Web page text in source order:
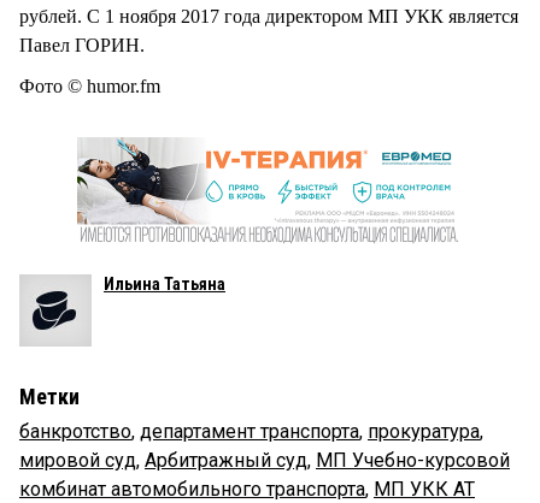
рублей. С 1 ноября 2017 года директором МП УКК является
Павел ГОРИН.
Фото © humor.fm
Ильина Татьяна
Метки
банкротство, департамент транспорта, прокуратура,
мировой суд, Арбитражный суд, МП Учебно-курсовой
комбинат автомобильного транспорта, МП УКК АТ